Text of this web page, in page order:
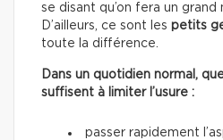
se disant qu’on fera un
D’ailleurs, ce sont les petits
toute la différence.
Dans un quotidien normal,
suffisent à limiter l’usure :
passer rapidement